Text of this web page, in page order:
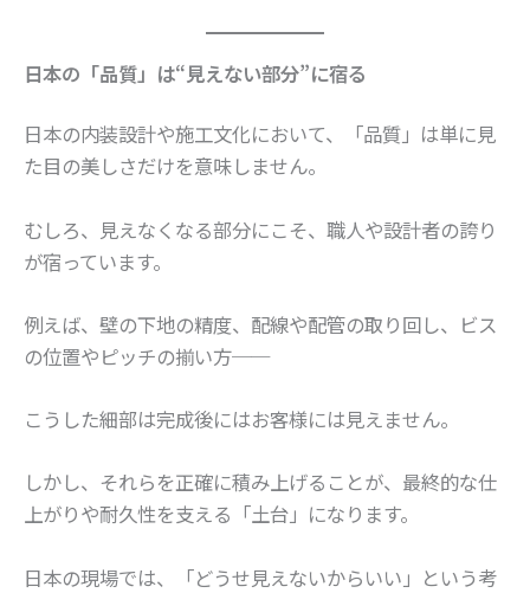
日本の「品質」は“見えない部分”に宿る
日本の内装設計や施工文化において、「品質」は単に見
た目の美しさだけを意味しません。
むしろ、見えなくなる部分にこそ、職人や設計者の誇り
が宿っています。
例えば、壁の下地の精度、配線や配管の取り回し、ビス
の位置やピッチの揃い方──
こうした細部は完成後にはお客様には見えません。
しかし、それらを正確に積み上げることが、最終的な仕
上がりや耐久性を支える「土台」になります。
日本の現場では、「どうせ見えないからいい」という考